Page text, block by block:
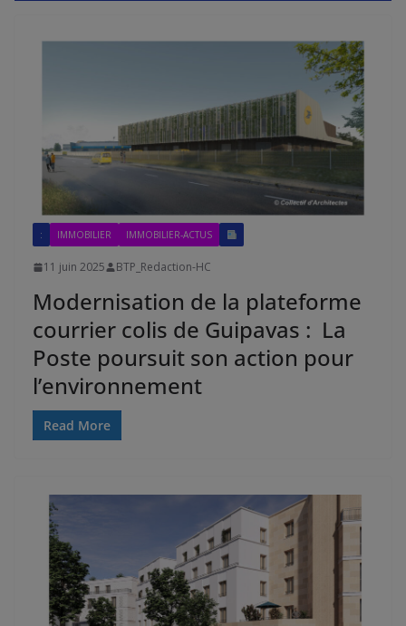
: IMMOBILIER IMMOBILIER-ACTUS
11 juin 2025 BTP_Redaction-HC
Modernisation de la plateforme
courrier colis de Guipavas : La
Poste poursuit son action pour
l’environnement
Read More